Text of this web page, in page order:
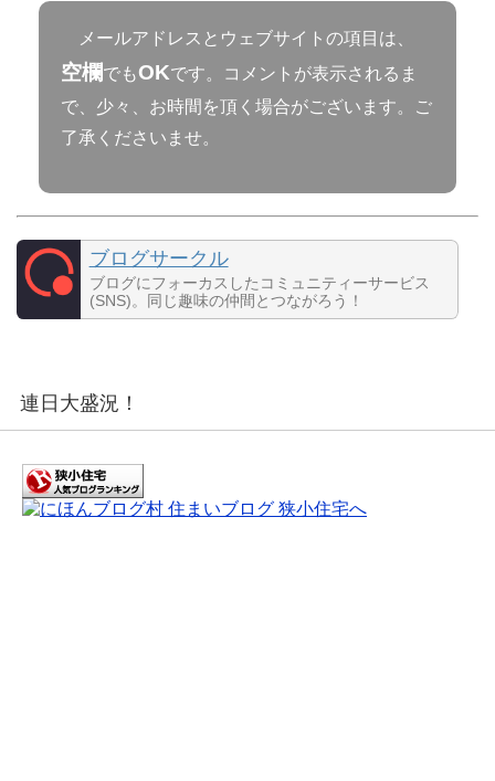
メールアドレスとウェブサイトの項目は、
空欄でもOKです。コメントが表示されるま
で、少々、お時間を頂く場合がございます。ご
了承くださいませ。
ブログサークル
ブログにフォーカスしたコミュニティーサービス
(SNS)。同じ趣味の仲間とつながろう！
連日大盛況！